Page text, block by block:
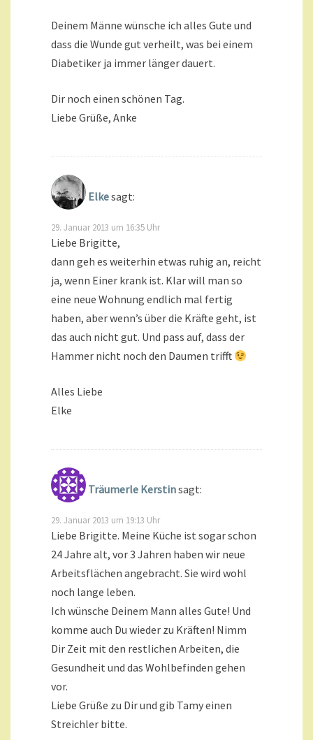
Deinem Männe wünsche ich alles Gute und
dass die Wunde gut verheilt, was bei einem
Diabetiker ja immer länger dauert.
Dir noch einen schönen Tag.
Liebe Grüße, Anke
Elkesagt:
29. Januar 2013 um 16:35 Uhr
Liebe Brigitte,
dann geh es weiterhin etwas ruhig an, reicht
ja, wenn Einer krank ist. Klar will man so
eine neue Wohnung endlich mal fertig
haben, aber wenn’s über die Kräfte geht, ist
das auch nicht gut. Und pass auf, dass der
Hammer nicht noch den Daumen trifft
Alles Liebe
Elke
Träumerle Kerstinsagt:
29. Januar 2013 um 19:13 Uhr
Liebe Brigitte. Meine Küche ist sogar schon
24 Jahre alt, vor 3 Jahren haben wir neue
Arbeitsflächen angebracht. Sie wird wohl
noch lange leben.
Ich wünsche Deinem Mann alles Gute! Und
komme auch Du wieder zu Kräften! Nimm
Dir Zeit mit den restlichen Arbeiten, die
Gesundheit und das Wohlbefinden gehen
vor.
Liebe Grüße zu Dir und gib Tamy einen
Streichler bitte.